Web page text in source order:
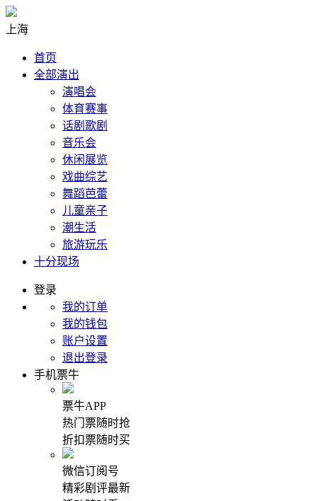
上海
首页
全部演出
演唱会
体育赛事
话剧歌剧
音乐会
休闲展览
戏曲综艺
舞蹈芭蕾
儿童亲子
潮生活
旅游玩乐
十分现场
登录
我的订单
我的钱包
账户设置
退出登录
手机票牛
票牛APP
热门票随时抢
折扣票随时买
微信订阅号
精彩剧评最新